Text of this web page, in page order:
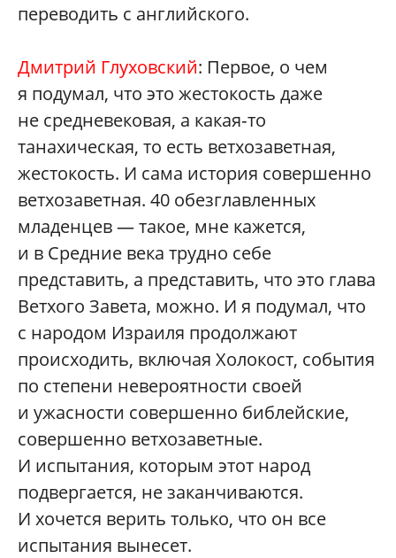
переводить с английского.
Дмитрий Глуховский: Первое, о чем
я подумал, что это жестокость даже
не средневековая, а какая‑то
танахическая, то есть ветхозаветная,
жестокость. И сама история совершенно
ветхозаветная. 40 обезглавленных
младенцев — такое, мне кажется,
и в Средние века трудно себе
представить, а представить, что это глава
Ветхого Завета, можно. И я подумал, что
с народом Израиля продолжают
происходить, включая Холокост, события
по степени невероятности своей
и ужасности совершенно библейские,
совершенно ветхозаветные.
И испытания, которым этот народ
подвергается, не заканчиваются.
И хочется верить только, что он все
испытания вынесет.